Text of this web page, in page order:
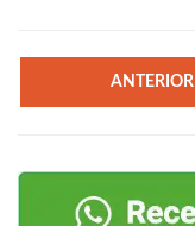
ANTERIOR